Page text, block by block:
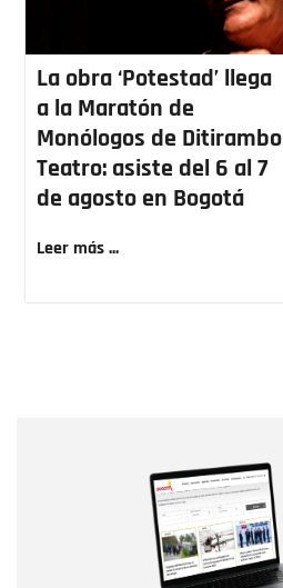
La obra ‘Potestad’ llega
a la Maratón de
Monólogos de Ditirambo
Teatro: asiste del 6 al 7
de agosto en Bogotá
Leer más ...
Correo electrónico